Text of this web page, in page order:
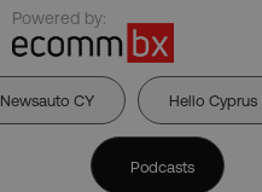
Powered by:
Newsauto CY Hello Cyprus
Podcasts